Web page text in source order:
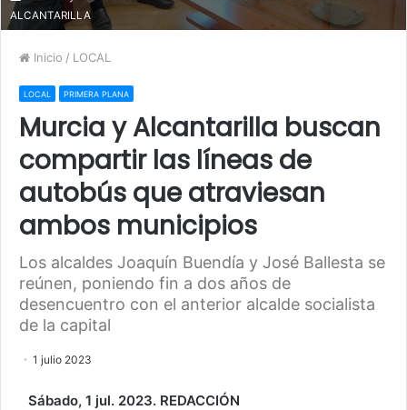
ALCANTARILLA
Inicio / LOCAL
LOCAL PRIMERA PLANA
Murcia y Alcantarilla buscan
compartir las líneas de
autobús que atraviesan
ambos municipios
Los alcaldes Joaquín Buendía y José Ballesta se
reúnen, poniendo fin a dos años de
desencuentro con el anterior alcalde socialista
de la capital
1 julio 2023
Sábado, 1 jul. 2023. REDACCIÓN